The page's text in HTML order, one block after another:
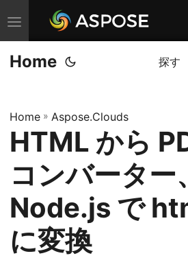
ナ
ビ
ゲ
ョ
ン
切
り
替
え
Home 探す
Home » Aspose.Clouds
HTML から
コンバーター、
Node.js で
に変換